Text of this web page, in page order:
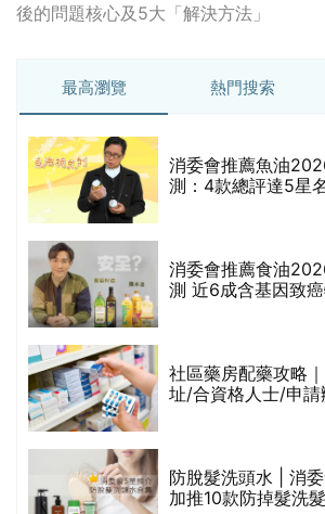
後的問題核心及5大「解決方法」
最高瀏覽 熱門搜索
消委會推薦魚油
測：4款總評達5星
消委會推薦食油
測 近6成含基因致
社區藥房配藥攻略
址/合資格人士/申請
防脫髮洗頭水 | 消
加推10款防掉髮洗